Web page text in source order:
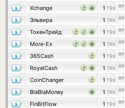
Xchange
1 TRX от
Эльвира
1 TRX от
ТокенТрейд
1 TRX
More-Ex
1 TRX
365Cash
1 TRX от
RoyalCash
1 TRX
CoinChanger
1 TRX от
BlaBlaMoney
1 TRX
FinBitFlow
1 TRX